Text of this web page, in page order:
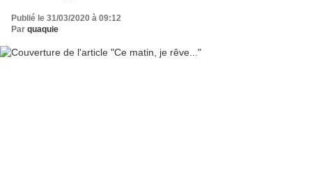
Publié le 31/03/2020 à 09:12
Par quaquie